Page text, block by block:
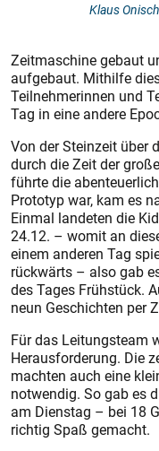
Klaus
Zeitmaschine gebaut
aufgebaut. Mithilfe
Teilnehmerinnen und
Tag in eine andere
Von der Steinzeit über
durch die Zeit der
führte die
Prototyp war, kam es
Einmal landeten die
24.12. – womit an
einem anderen Tag
rückwärts – also gab
des Tages Frühstück.
neun Geschichten per
Für das Leitungsteam
Herausforderung. Die
machten auch eine
notwendig. So gab es
am Dienstag – bei 18
richtig Spaß gemacht.